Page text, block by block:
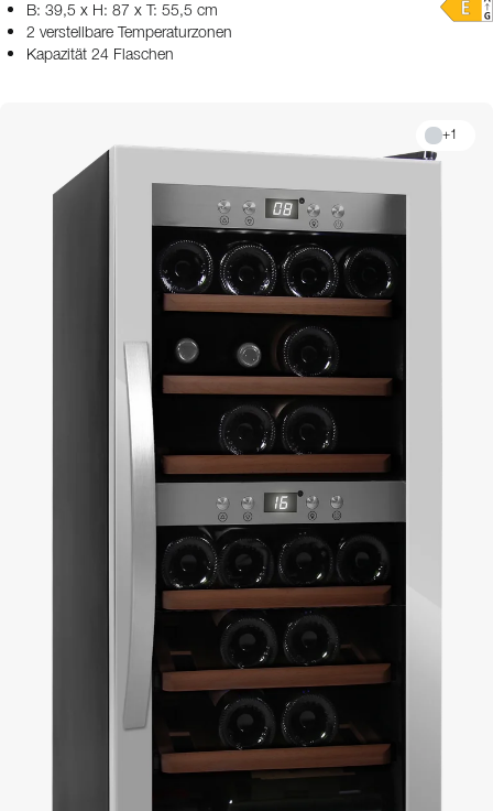
B: 39,5 x H: 87 x T: 55,5 cm
2 verstellbare Temperaturzonen
Kapazität 24 Flaschen
+1